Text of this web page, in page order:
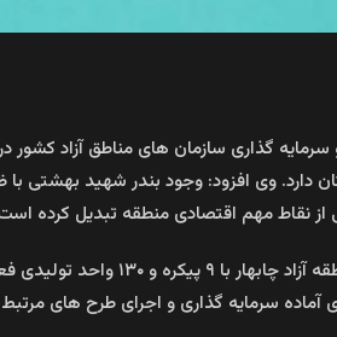
و سرمایه گذاری سازمان های مناطق آزاد
وی افزود: وجود بندر شهید بهشتی
از نقاط مهم اقتصادی منطقه تبدیل کرده
عضو هیأت مدیره سازمان